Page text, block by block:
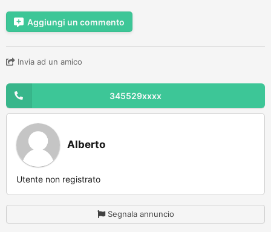
Aggiungi un commento
Invia ad un amico
345529xxxx
Alberto
Utente non registrato
Segnala annuncio